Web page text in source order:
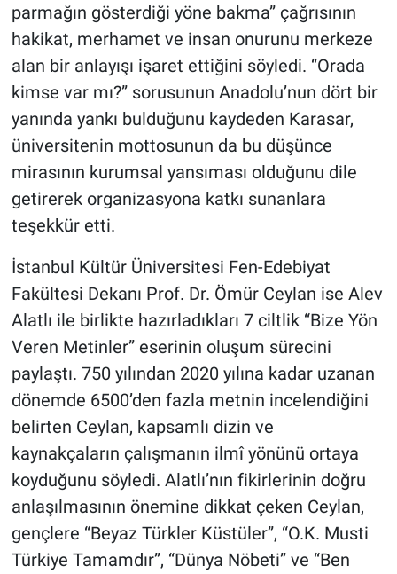
parmağın gösterdiği yöne bakma” çağrısının
hakikat, merhamet ve insan onurunu merkeze
alan bir anlayışı işaret ettiğini söyledi. “Orada
kimse var mı?” sorusunun Anadolu’nun dört bir
yanında yankı bulduğunu kaydeden Karasar,
üniversitenin mottosunun da bu düşünce
mirasının kurumsal yansıması olduğunu dile
getirerek organizasyona katkı sunanlara
teşekkür etti.
İstanbul Kültür Üniversitesi Fen-Edebiyat
Fakültesi Dekanı Prof. Dr. Ömür Ceylan ise Alev
Alatlı ile birlikte hazırladıkları 7 ciltlik “Bize Yön
Veren Metinler” eserinin oluşum sürecini
paylaştı. 750 yılından 2020 yılına kadar uzanan
dönemde 6500’den fazla metnin incelendiğini
belirten Ceylan, kapsamlı dizin ve
kaynakçaların çalışmanın ilmî yönünü ortaya
koyduğunu söyledi. Alatlı’nın fikirlerinin doğru
anlaşılmasının önemine dikkat çeken Ceylan,
gençlere “Beyaz Türkler Küstüler”, “O.K. Musti
Türkiye Tamamdır”, “Dünya Nöbeti” ve “Ben